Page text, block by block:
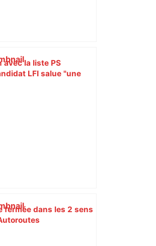
avec la liste PS
LFI salue "une
fermée dans les 2 sens